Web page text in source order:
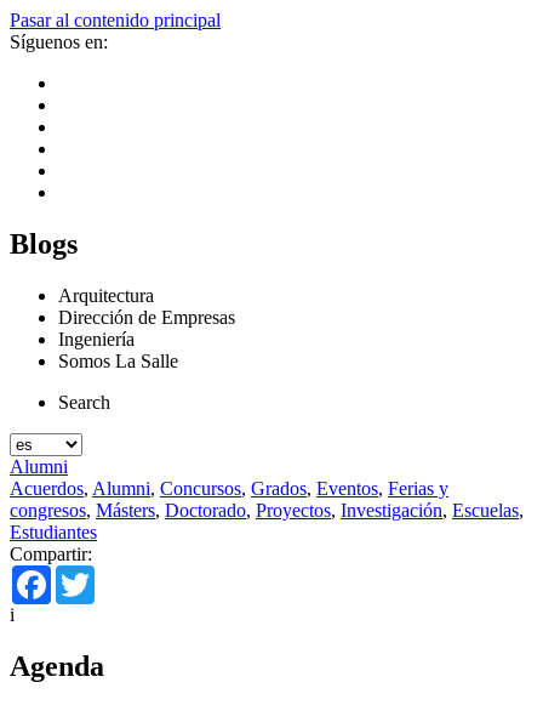
Pasar al contenido principal
Síguenos en:
Blogs
Arquitectura
Dirección de Empresas
Ingeniería
Somos La Salle
Search
Alumni
Acuerdos, Alumni, Concursos, Grados, Eventos, Ferias y
congresos, Másters, Doctorado, Proyectos, Investigación, Escuelas,
Estudiantes
Compartir:
Facebook
i
Agenda